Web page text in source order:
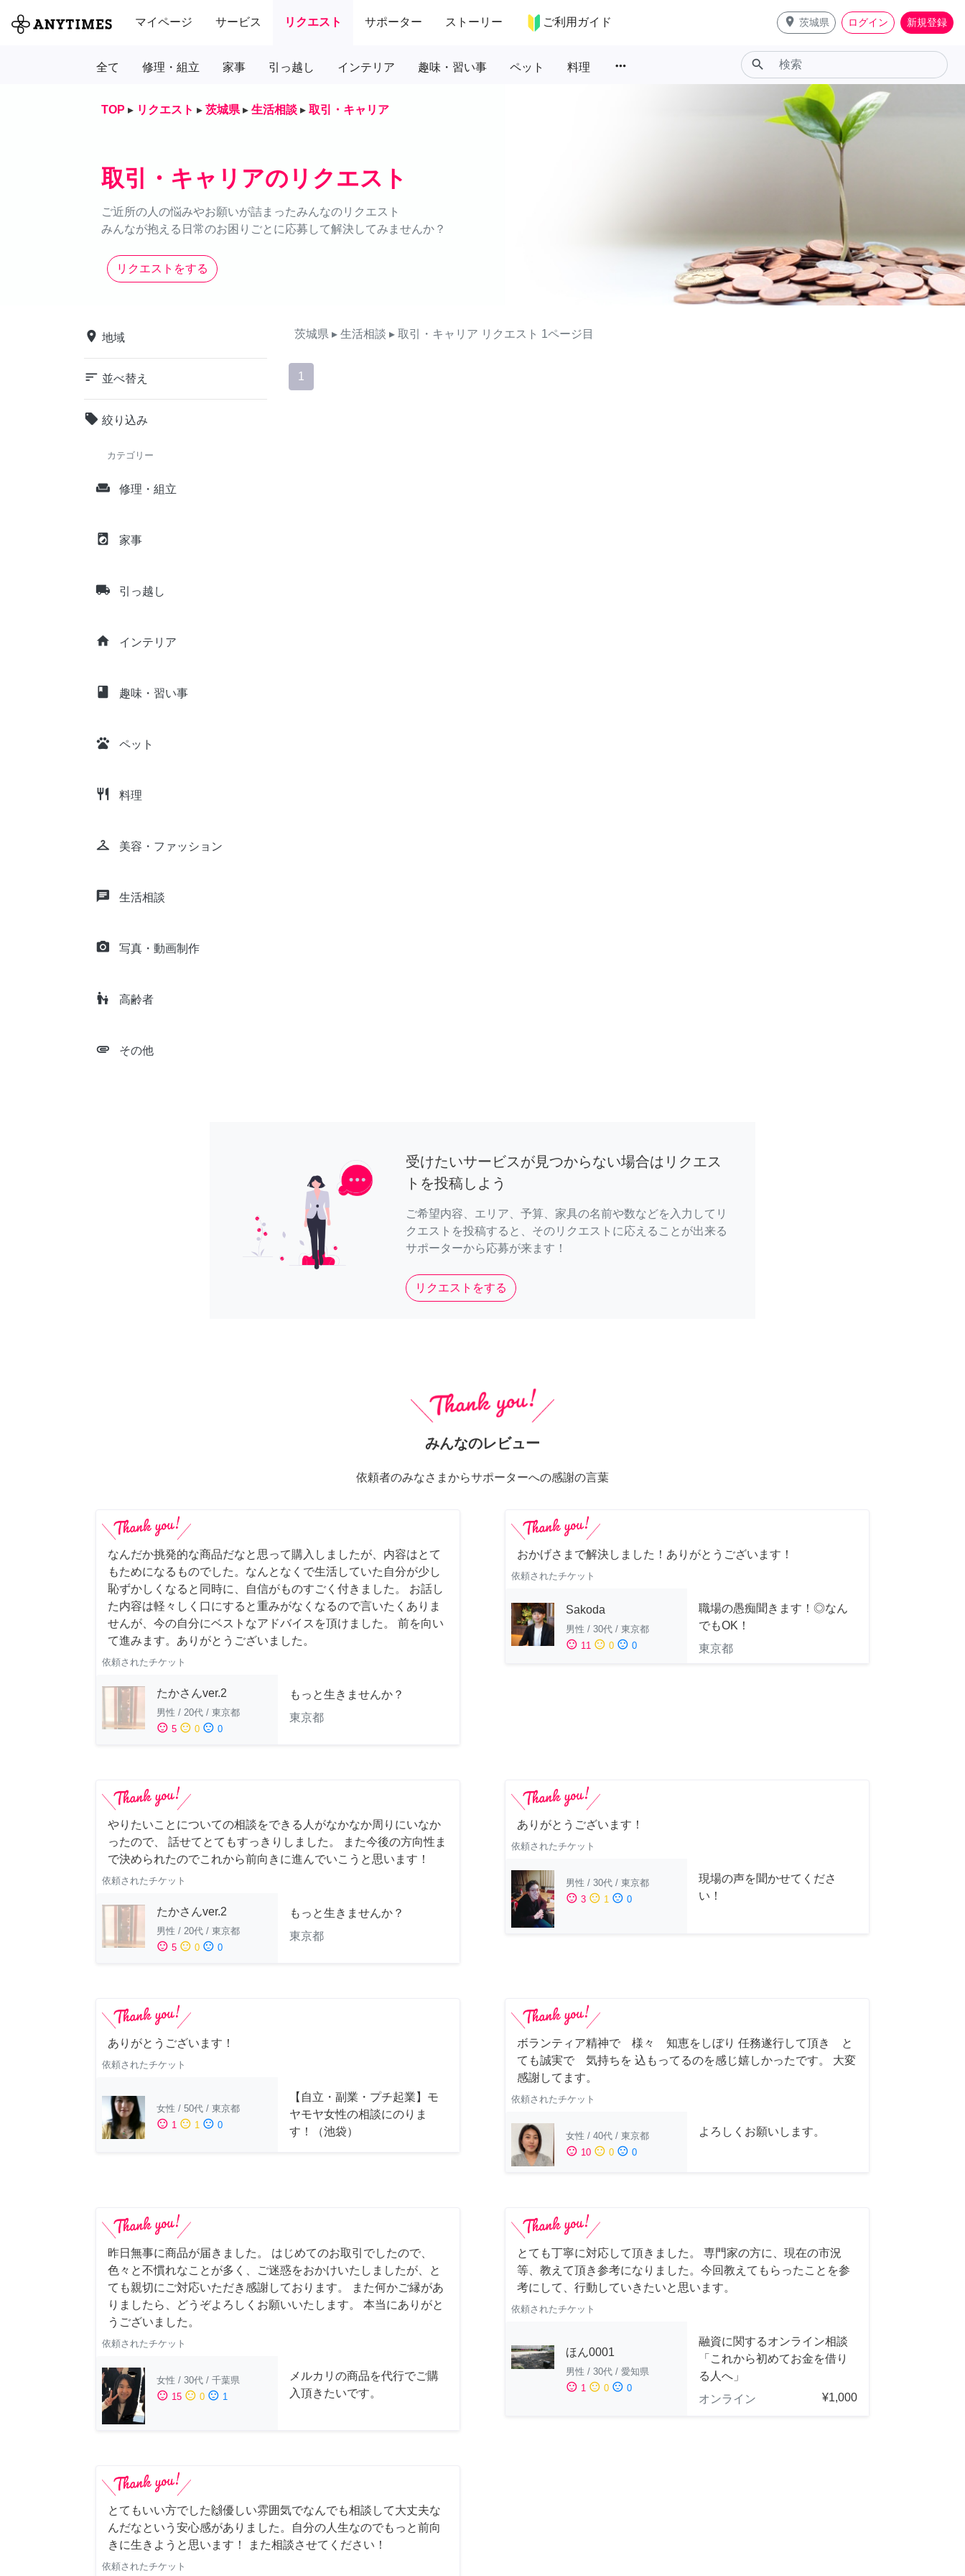
マイページ サービス リクエスト サポーター ストーリー ご利用ガイド place 茨城県 ログイン 新規登録
全て 修理・組立 家事 引っ越し インテリア 趣味・習い事 ペット 料理 more_horiz search
TOP ▸ リクエスト ▸ 茨城県 ▸ 生活相談 ▸ 取引・キャリア
取引・キャリアのリクエスト
ご近所の人の悩みやお願いが詰まったみんなのリクエスト
みんなが抱える日常のお困りごとに応募して解決してみませんか？
リクエストをする
place 地域
sort 並べ替え
local_offer 絞り込み
カテゴリー
weekend 修理・組立
local_laundry_service 家事
local_shipping 引っ越し
home インテリア
class 趣味・習い事
pets ペット
restaurant 料理
checkroom 美容・ファッション
chat 生活相談
camera_alt 写真・動画制作
escalator_warning 高齢者
attachment その他
茨城県 ▸ 生活相談 ▸ 取引・キャリア リクエスト 1ページ目
1
受けたいサービスが見つからない場合はリクエス
トを投稿しよう
ご希望内容、エリア、予算、家具の名前や数などを入力してリ
クエストを投稿すると、そのリクエストに応えることが出来る
サポーターから応募が来ます！
リクエストをする
みんなのレビュー
依頼者のみなさまからサポーターへの感謝の言葉
なんだか挑発的な商品だなと思って購入しましたが、内容はとて
もためになるものでした。なんとなくで生活していた自分が少し
恥ずかしくなると同時に、自信がものすごく付きました。 お話し
た内容は軽々しく口にすると重みがなくなるので言いたくありま
せんが、今の自分にベストなアドバイスを頂けました。 前を向い
て進みます。ありがとうございました。
依頼されたチケット
たかさんver.2
男性 / 20代 / 東京都
sentiment_satisfied 5 sentiment_neutral 0 sentiment_dissatisfied 0
もっと生きませんか？
東京都
おかげさまで解決しました！ありがとうございます！
依頼されたチケット
Sakoda
男性 / 30代 / 東京都
sentiment_satisfied 11 sentiment_neutral 0 sentiment_dissatisfied 0
職場の愚痴聞きます！◎なん
でもOK！
東京都
やりたいことについての相談をできる人がなかなか周りにいなか
ったので、 話せてとてもすっきりしました。 また今後の方向性ま
で決められたのでこれから前向きに進んでいこうと思います！
依頼されたチケット
たかさんver.2
男性 / 20代 / 東京都
sentiment_satisfied 5 sentiment_neutral 0 sentiment_dissatisfied 0
もっと生きませんか？
東京都
ありがとうございます！
依頼されたチケット
男性 / 30代 / 東京都
sentiment_satisfied 3 sentiment_neutral 1 sentiment_dissatisfied 0
現場の声を聞かせてくださ
い！
ありがとうございます！
依頼されたチケット
女性 / 50代 / 東京都
sentiment_satisfied 1 sentiment_neutral 1 sentiment_dissatisfied 0
【自立・副業・プチ起業】モ
ヤモヤ女性の相談にのりま
す！（池袋）
ボランティア精神で 様々 知恵をしぼり 任務遂行して頂き と
ても誠実で 気持ちを 込もってるのを感じ嬉しかったです。 大変
感謝してます。
依頼されたチケット
女性 / 40代 / 東京都
sentiment_satisfied 10 sentiment_neutral 0 sentiment_dissatisfied 0
よろしくお願いします。
昨日無事に商品が届きました。 はじめてのお取引でしたので、
色々と不慣れなことが多く、ご迷惑をおかけいたしましたが、と
ても親切にご対応いただき感謝しております。 また何かご縁があ
りましたら、どうぞよろしくお願いいたします。 本当にありがと
うございました。
依頼されたチケット
女性 / 30代 / 千葉県
sentiment_satisfied 15 sentiment_neutral 0 sentiment_dissatisfied 1
メルカリの商品を代行でご購
入頂きたいです。
とても丁寧に対応して頂きました。 専門家の方に、現在の市況
等、教えて頂き参考になりました。今回教えてもらったことを参
考にして、行動していきたいと思います。
依頼されたチケット
ほん0001
男性 / 30代 / 愛知県
sentiment_satisfied 1 sentiment_neutral 0 sentiment_dissatisfied 0
融資に関するオンライン相談
「これから初めてお金を借り
る人へ」
オンライン
¥1,000
とてもいい方でした🙌優しい雰囲気でなんでも相談して大丈夫な
んだなという安心感がありました。自分の人生なのでもっと前向
きに生きようと思います！ また相談させてください！
依頼されたチケット